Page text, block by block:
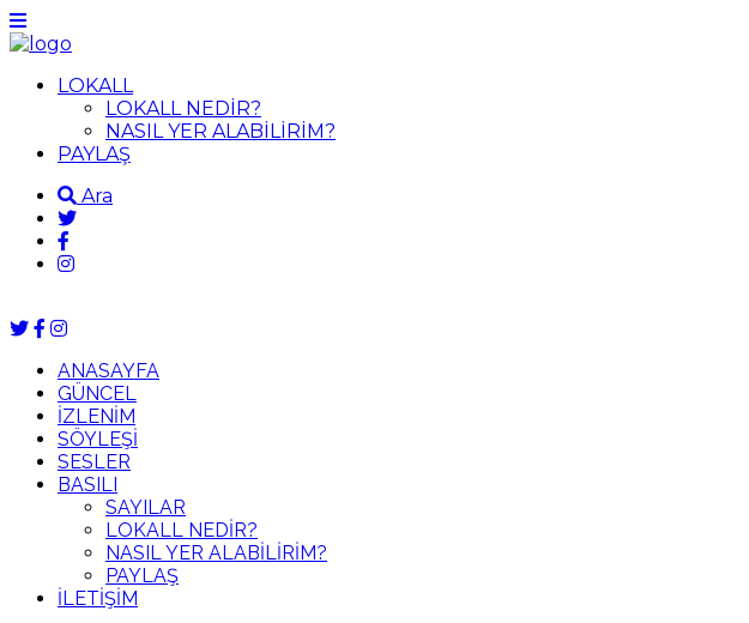
LOKALL
LOKALL NEDİR?
NASIL YER ALABİLİRİM?
PAYLAŞ
Ara
ANASAYFA
GÜNCEL
İZLENİM
SÖYLEŞİ
SESLER
BASILI
SAYILAR
LOKALL NEDİR?
NASIL YER ALABİLİRİM?
PAYLAŞ
İLETİŞİM